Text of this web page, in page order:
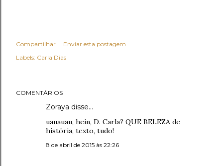
Compartilhar
Enviar esta postagem
Labels: Carla Dias
COMENTÁRIOS
Zoraya disse…
uauauau, hein, D. Carla? QUE BELEZA de
história, texto, tudo!
8 de abril de 2015 às 22:26